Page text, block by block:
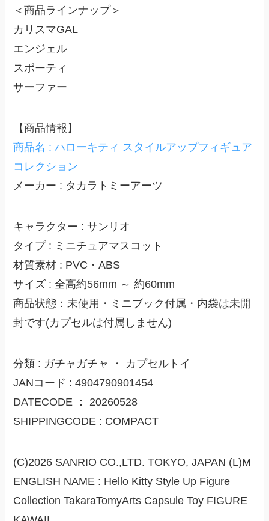
＜商品ラインナップ＞
カリスマGAL
エンジェル
スポーティ
サーファー
【商品情報】
商品名 : ハローキティ スタイルアップフィギュア
コレクション
メーカー : タカラトミーアーツ
キャラクター : サンリオ
タイプ : ミニチュアマスコット
材質素材 : PVC・ABS
サイズ : 全高約56mm ～ 約60mm
商品状態：未使用・ミニブック付属・内袋は未開
封です(カプセルは付属しません)
分類 : ガチャガチャ ・ カプセルトイ
JANコード : 4904790901454
DATECODE ： 20260528
SHIPPINGCODE : COMPACT
(C)2026 SANRIO CO.,LTD. TOKYO, JAPAN (L)M
ENGLISH NAME : Hello Kitty Style Up Figure
Collection TakaraTomyArts Capsule Toy FIGURE